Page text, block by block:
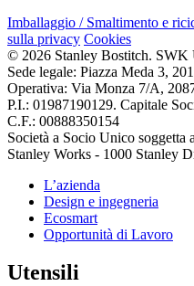
Imballaggio / Smaltimento e
sulla privacy Cookies
© 2026 Stanley Bostitch. SWK
Sede legale: Piazza Meda 3,
Operativa: Via Monza 7/A,
P.I.: 01987190129. Capitale
C.F.: 00888350154
Società a Socio Unico soggetta
Stanley Works - 1000 Stanley
L’azienda
Design e ingegneria
Ecosmart
Opportunità di Lavoro
Utensili